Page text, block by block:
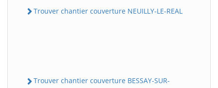
Trouver chantier couverture NEUILLY-LE-REAL
Trouver chantier couverture BESSAY-SUR-